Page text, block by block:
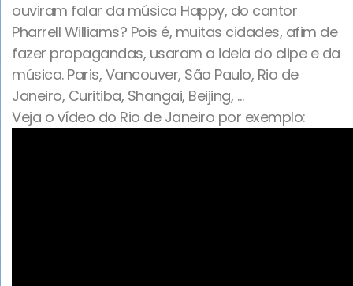
ouviram falar da música Happy, do cantor
Pharrell Williams? Pois é, muitas cidades, afim de
fazer propagandas, usaram a ideia do clipe e da
música. Paris, Vancouver, São Paulo, Rio de
Janeiro, Curitiba, Shangai, Beijing, …
Veja o vídeo do Rio de Janeiro por exemplo: